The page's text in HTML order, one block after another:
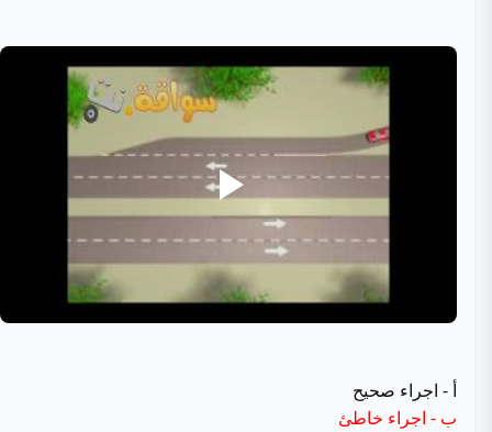
أ - اجراء صحيح
ب - اجراء خاطئ